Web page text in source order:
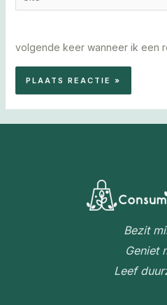
volgende keer wanneer ik een
Bezit
Geniet
Leef